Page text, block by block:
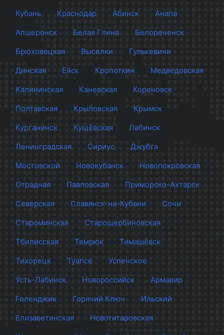
Кубань Краснодар Абинск
Анапа
Апшеронск
Белая Глина
Белореченск
Брюховецкая
Выселки
Гулькевичи
Динская
Ейск Кропоткин
Медведовская
Калининская
Каневская
Кореновск
Полтавская
Крыловская
Крымск
Курганинск
Кущёвская
Лабинск
Ленинградская
Сириус
Джубга
Мостовской
Новокубанск
Новопокровская
Отрадная
Павловская
Приморско-Ахтарск
Северская
Славянск-на-Кубани
Сочи
Староминская
Старощербиновская
Тбилисская
Темрюк
Тимашёвск
Тихорецк
Туапсе
Успенское
Усть-Лабинск
Новороссийск
Армавир
Геленджик
Горячий Ключ
Ильский
Елизаветинская
Новотитаровская